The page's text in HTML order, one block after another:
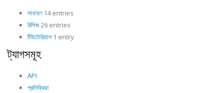
সাধারণ 14 entries
রিলিজ26 entries
টিউটোরিয়াল 1 entry
ট্যাগসমূহ
API
প্রতিক্রিয়া